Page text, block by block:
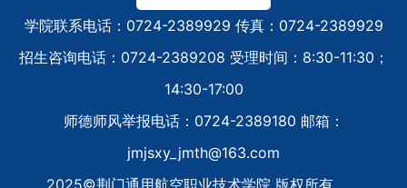
学院联系电话：0724-2389929 传真：0724-2389929
招生咨询电话：0724-2389208 受理时间：8:30-11:30；
14:30-17:00
师德师风举报电话：0724-2389180 邮箱：
jmjsxy_jmth@163.com